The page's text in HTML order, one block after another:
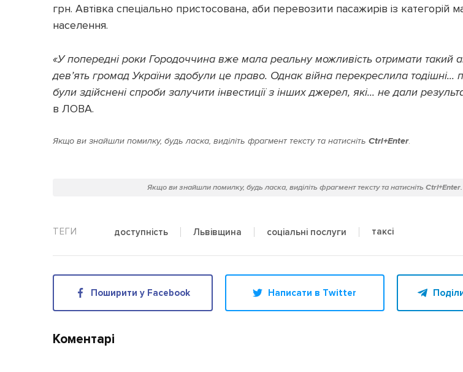
грн. Автівка спеціально пристосована, аби перевозити пасажирів із категорій
населення.
«У попередні роки Городоччина вже мала реальну можливість отримати такий
дев’ять громад України здобули це право. Однак війна перекреслила тодішні...
були здійснені спроби залучити інвестиції з інших джерел, які... не дали
в ЛОВА.
Якщо ви знайшли помилку, будь ласка, виділіть фрагмент тексту та натисніть Ctrl+Enter.
Якщо ви знайшли помилку, будь ласка, виділіть фрагмент тексту та натисніть Ctrl+Enter.
доступність Львівщина соціальні послуги таксі
Поширити у Facebook Написати в Twitter
Коментарі